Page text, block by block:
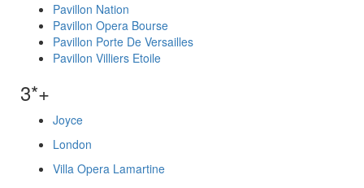
Pavillon Nation
Pavillon Opera Bourse
Pavillon Porte De Versailles
Pavillon Villiers Etoile
3*+
Joyce
London
Villa Opera Lamartine